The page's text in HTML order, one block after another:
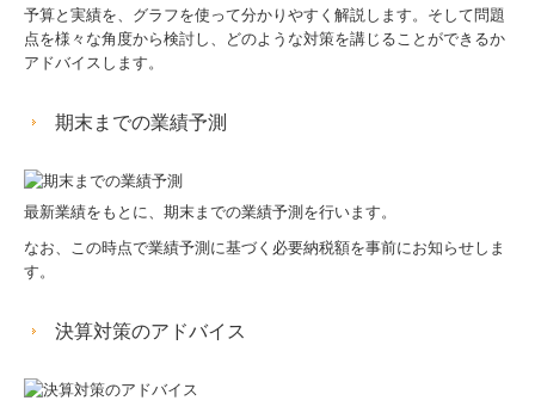
予算と実績を、グラフを使って分かりやすく解説します。そして問題
点を様々な角度から検討し、どのような対策を講じることができるか
アドバイスします。
期末までの業績予測
最新業績をもとに、期末までの業績予測を行います。
なお、この時点で業績予測に基づく必要納税額を事前にお知らせしま
す。
決算対策のアドバイス